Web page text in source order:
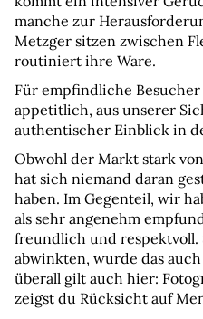
manche zur
Metzger sitzen zwischen
routiniert ihre Ware.
Für empfindliche
appetitlich, aus unserer
authentischer Einblick in
Obwohl der Markt stark
hat sich niemand daran
haben. Im Gegenteil, wir
als sehr angenehm
freundlich und respektvoll.
abwinkten, wurde das
überall gilt auch hier:
zeigst du Rücksicht auf